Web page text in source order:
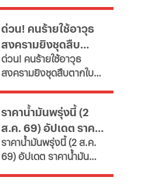
เคลื่อนสังคมสูงวัยอย่างมี
คุณค่า หนุนพัฒนา
ศักยภาพ-เรียนรู้ตลอดชีวิต
เผยช่องทางยื่นคำขอทั้ง
กทม.-ต่างจังหวัด พบ
ฝ่าฝืนเกณฑ์เสี่ยงถูกสั่ง
เพิกถอน
ด่วน! คนร้ายใช้อาวุธ
สงครามยิงชุดสืบ
ตากใบ ดับ 2 เจ็บหลาย
ราย ขณะปิดล้อมค้นยา
เสพติดที่สวนปาล์ม
ด่วน! คนร้ายใช้อาวุธ
สงครามยิงชุดสืบตากใบ
ล้อมค้นยาเสพติดที่สวน
ปาล์ม เจ้าหน้าที่สนธิกำลัง
เจ้าหน้าที่ 3 ฝ่าย เร่งล่าตัว
ราคาน้ำมันพรุ่งนี้ (2
ส.ค. 69) อัปเดต ราคา
น้ำมันล่าสุด ปั๊มใหญ่
ราคาน้ำมันพรุ่งนี้ (2 ส.ค.
69) อัปเดต ราคาน้ำมัน